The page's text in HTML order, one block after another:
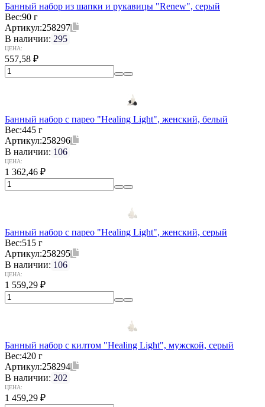
Банный набор из шапки и рукавицы "Renew", серый
Вес:90 г
Артикул:258297
В наличии: 295
ЦЕНА:
557,58 ₽
Банный набор с парео "Healing Light", женский, белый
Вес:445 г
Артикул:258296
В наличии: 106
ЦЕНА:
1 362,46 ₽
Банный набор с парео "Healing Light", женский, серый
Вес:515 г
Артикул:258295
В наличии: 106
ЦЕНА:
1 559,29 ₽
Банный набор с килтом "Healing Light", мужской, серый
Вес:420 г
Артикул:258294
В наличии: 202
ЦЕНА:
1 459,29 ₽